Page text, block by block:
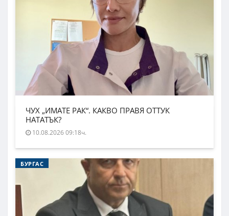
ЧУХ „ИМАТЕ РАК“. КАКВО ПРАВЯ ОТТУК
НАТАТЪК?
10.08.2026 09:18ч.
БУРГАС